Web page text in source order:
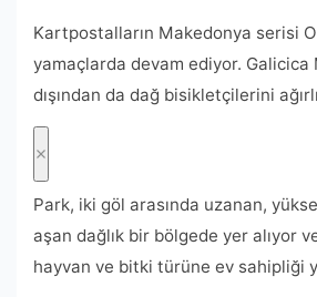
Kartpostalların Makedonya serisi
yamaçlarda devam ediyor. Galicica
dışından da dağ bisikletçilerini
Park, iki göl arasında uzanan,
aşan dağlık bir bölgede yer alıyor
hayvan ve bitki türüne ev sahipliği